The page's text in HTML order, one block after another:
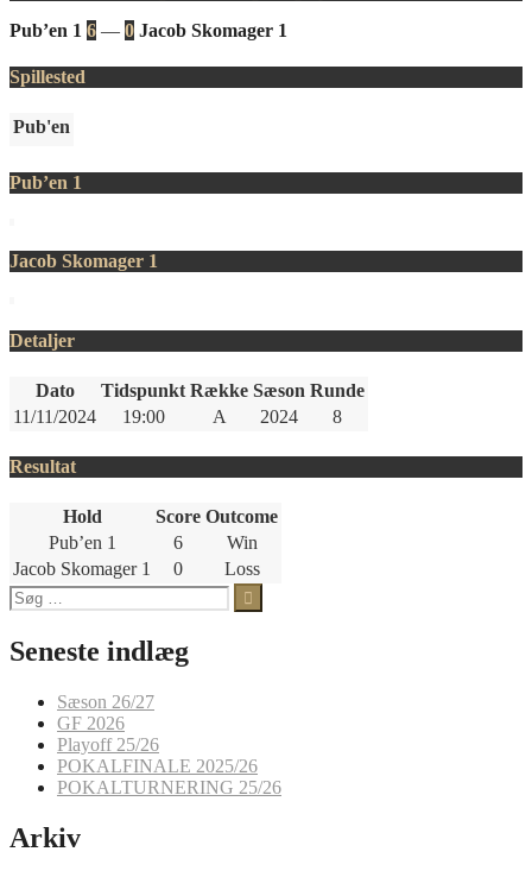
Pub’en 1 6 — 0 Jacob Skomager 1
Spillested
Pub'en
Pub’en 1
Jacob Skomager 1
Detaljer
Dato Tidspunkt Række Sæson Runde
11/11/2024
19:00 A 2024 8
Resultat
Hold Score Outcome
Pub’en 1
6
Win
Jacob Skomager 1
0
Loss
Søg
efter:
Seneste indlæg
Sæson 26/27
GF 2026
Playoff 25/26
POKALFINALE 2025/26
POKALTURNERING 25/26
Arkiv